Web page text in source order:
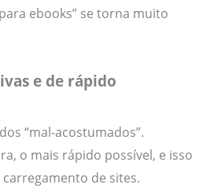
ebooks” se torna muito
e de rápido
“mal-acostumados”.
o mais rápido possível, e isso
de sites.